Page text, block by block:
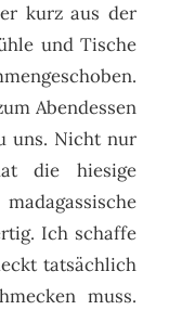
kurz aus der
und Tische
Abendessen
uns. Nicht nur
die hiesige
Ich schaffe
tatsächlich
muss.